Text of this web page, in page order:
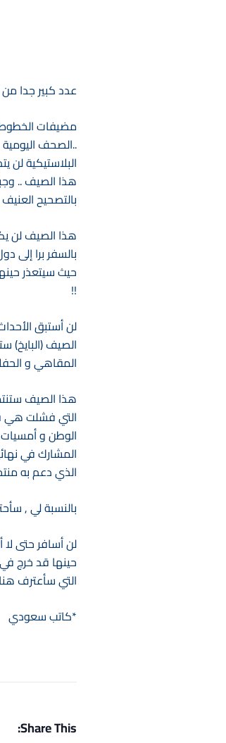
عدد كبير جدا
مضيفات الخطوط
..الصحف
البلاستيكية
هذا الصيف ..
بالتصحيح
هذا الصيف لن
بالسفر برا
حيث سيتعذر
!!
لن أستبق
الصيف (البايخ)
المقاهي و
هذا الصيف
التي فشلت هي
الوطن و
المشارك في
الذي دعم به
بالنسبة لي ,
لن أسافر حتى
حينها قد خرج
التي سأعترف
*كاتب سعودي
Share This: